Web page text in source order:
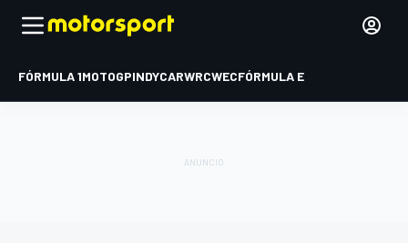
FÓRMULA 1MOTOGPINDYCARWRCWECFÓRMULA E